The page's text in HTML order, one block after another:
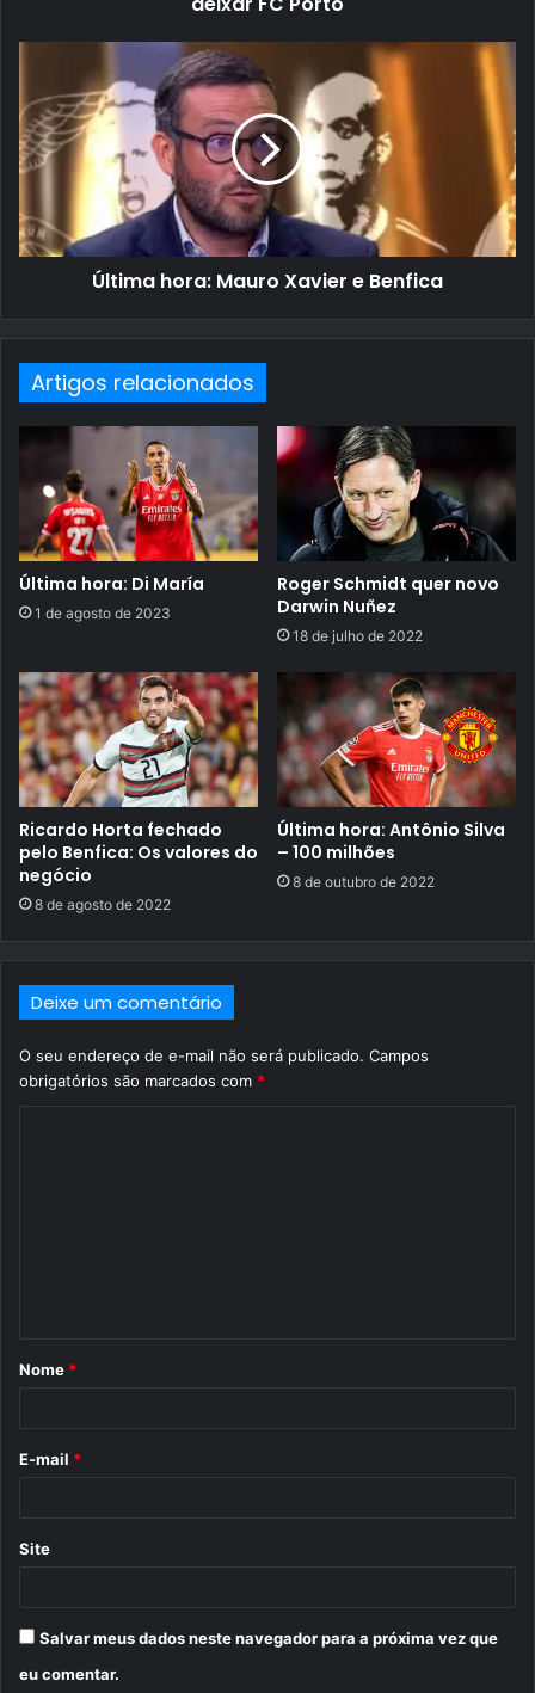
Última hora: Mauro Xavier e Benfica
Artigos relacionados
Última hora: Di María
1 de agosto de 2023
Roger Schmidt quer novo
Darwin Nuñez
18 de julho de 2022
Ricardo Horta fechado
pelo Benfica: Os valores do
negócio
8 de agosto de 2022
Última hora: Antônio Silva
– 100 milhões
8 de outubro de 2022
Deixe um comentário
O seu endereço de e-mail não será publicado. Campos
obrigatórios são marcados com *
r
Nome *
E-mail *
Site
Salvar meus dados neste navegador para a próxima vez que
eu comentar.